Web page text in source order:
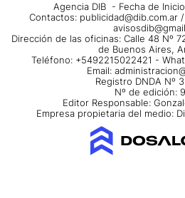
Agencia DIB - Fecha de
Contactos: publicidad@dib.com.ar /
Dirección de las oficinas: Calle 48 Nº
de Buenos Aires,
Teléfono: +5492215022421 -
Email:
Registro DNDA Nº
Nº de edición:
Editor Responsable:
Empresa propietaria del medio: